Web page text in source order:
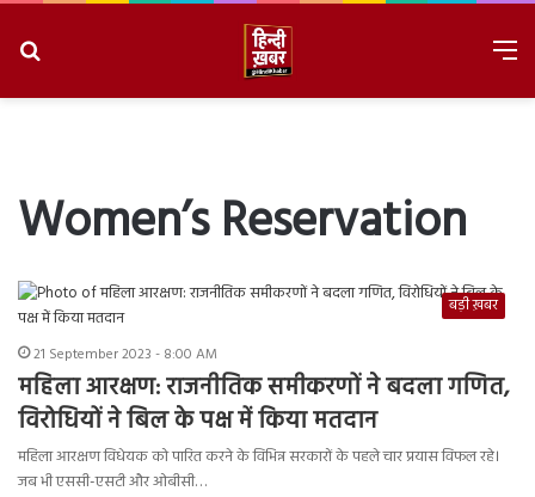
Women’s Reservation
बड़ी ख़बर
21 September 2023 - 8:00 AM
महिला आरक्षण: राजनीतिक समीकरणों ने बदला गणित,
विरोधियों ने बिल के पक्ष में किया मतदान
महिला आरक्षण विधेयक को पारित करने के विभिन्न सरकारों के पहले चार प्रयास विफल रहे।
जब भी एससी-एसटी और ओबीसी…